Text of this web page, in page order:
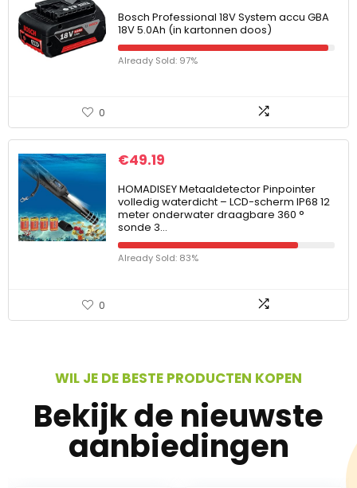
Bosch Professional 18V System accu GBA
18V 5.0Ah (in kartonnen doos)
Already Sold: 97%
0
€49.19
HOMADISEY Metaaldetector Pinpointer
volledig waterdicht – LCD-scherm IP68 12
meter onderwater draagbare 360 °
sonde 3…
Already Sold: 83%
0
WIL JE DE BESTE PRODUCTEN KOPEN
Bekijk de nieuwste
aanbiedingen